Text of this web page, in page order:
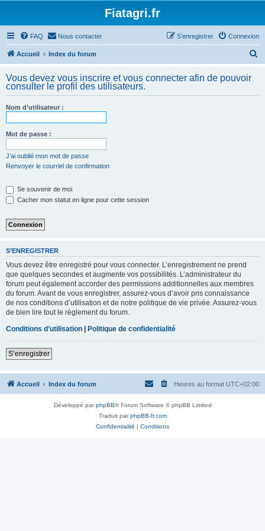
Fiatagri.fr
FAQ Nous contacter Connexion
S’enregistrer
Accueil Index du forum
h
Vous devez vous inscrire et vous connecter afin de pouvoir
consulter le profil des utilisateurs.
Nom d’utilisateur :
Mot de passe :
J’ai oublié mon mot de passe
Renvoyer le courriel de confirmation
Se souvenir de moi
Cacher mon statut en ligne pour cette session
S’ENREGISTRER
Vous devez être enregistré pour vous connecter. L’enregistrement ne prend
que quelques secondes et augmente vos possibilités. L’administrateur du
forum peut également accorder des permissions additionnelles aux membres
du forum. Avant de vous enregistrer, assurez-vous d’avoir pris connaissance
de nos conditions d’utilisation et de notre politique de vie privée. Assurez-vous
de bien lire tout le règlement du forum.
Conditions d’utilisation | Politique de confidentialité
S’enregistrer
Accueil Index du forum Heures au format UTC+02:00
Développé parphpBB® Forum Software © phpBB Limited
Traduit parphpBB-fr.com
Confidentialité | Conditions